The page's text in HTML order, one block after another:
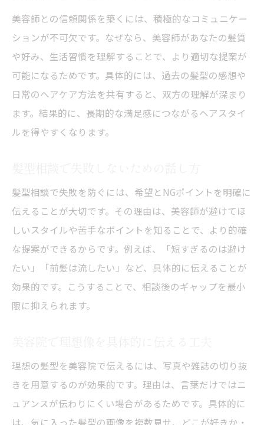
美容師との信頼関係を築くには、積極的なコミュニケー
ションが不可欠です。なぜなら、美容師があなたの髪質
や好み、生活習慣を理解することで、より適切な提案が
可能になるためです。具体的には、過去の髪型の感想や
日常のヘアケア方法を共有すると、双方の理解が深まり
ます。結果的に、長期的な満足感につながるヘアスタイ
ルを得やすくなります。
髪型相談で失敗を防ぐには、希望とNGポイントを明確に
伝えることが大切です。その理由は、美容師が避けてほ
しいスタイルや苦手なポイントを知ることで、より的確
な提案ができるからです。例えば、「短すぎるのは避け
たい」「前髪は流したい」など、具体的に伝えることが
効果的です。こうすることで、相談後のギャップを最小
限に抑えられます。
理想の髪型を美容院で伝えるには、写真や雑誌の切り抜
きを用意するのが効果的です。理由は、言葉だけではニ
ュアンスが伝わりにくい場合があるためです。具体的に
は、気に入った髪型の画像を複数見せ、どこが好きか・